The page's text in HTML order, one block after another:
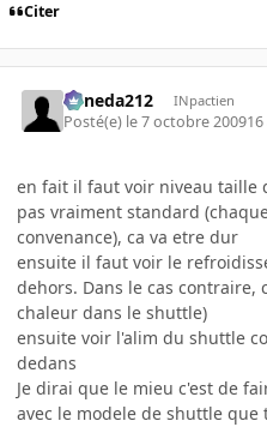
Citer
keneda212 INpactien
Posté(e) le 7 octobre 200916
en fait il faut voir niveau taille
pas vraiment standard
convenance), ca va etre dur
ensuite il faut voir le
dehors. Dans le cas contraire,
chaleur dans le shuttle)
ensuite voir l'alim du shuttle
dedans
Je dirai que le mieu c'est de
avec le modele de shuttle